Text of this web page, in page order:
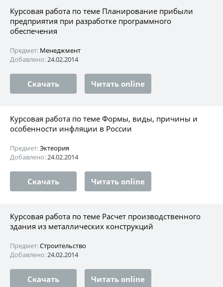
Курсовая работа по теме Планирование прибыли
предприятия при разработке программного
обеспечения
Предмет: Менеджмент
Добавлено:24.02.2014
Скачать Читать online
Курсовая работа по теме Формы, виды, причины и
особенности инфляции в России
Предмет:Эктеория
Добавлено:24.02.2014
Скачать Читать online
Курсовая работа по теме Расчет производственного
здания из металлических конструкций
Предмет:Строительство
Добавлено:24.02.2014
Скачать Читать online